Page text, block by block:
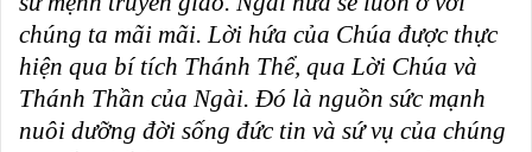
chúng ta mãi mãi. Lời hứa của Chúa được thực
hiện qua bí tích Thánh Thể, qua Lời Chúa và
Thánh Thần của Ngài. Ðó là nguồn sức mạnh
nuôi dưỡng đời sống đức tin và sứ vụ của chúng